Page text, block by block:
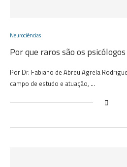
Neurociências
Por que raros são os
Por Dr. Fabiano de Abreu Agrela
campo de estudo e atuação, …